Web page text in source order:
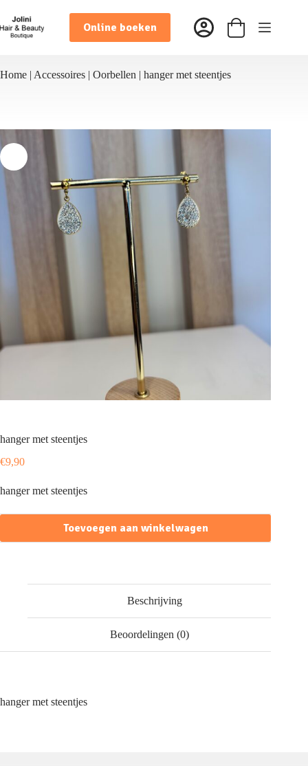
naar
de
inhoud
Online boeken Winkelwagen
Home | Accessoires | Oorbellen | hanger met steentjes
hanger met steentjes
€9,90
hanger met steentjes
Toevoegen aan winkelwagen
Beschrijving
Beoordelingen (0)
hanger met steentjes